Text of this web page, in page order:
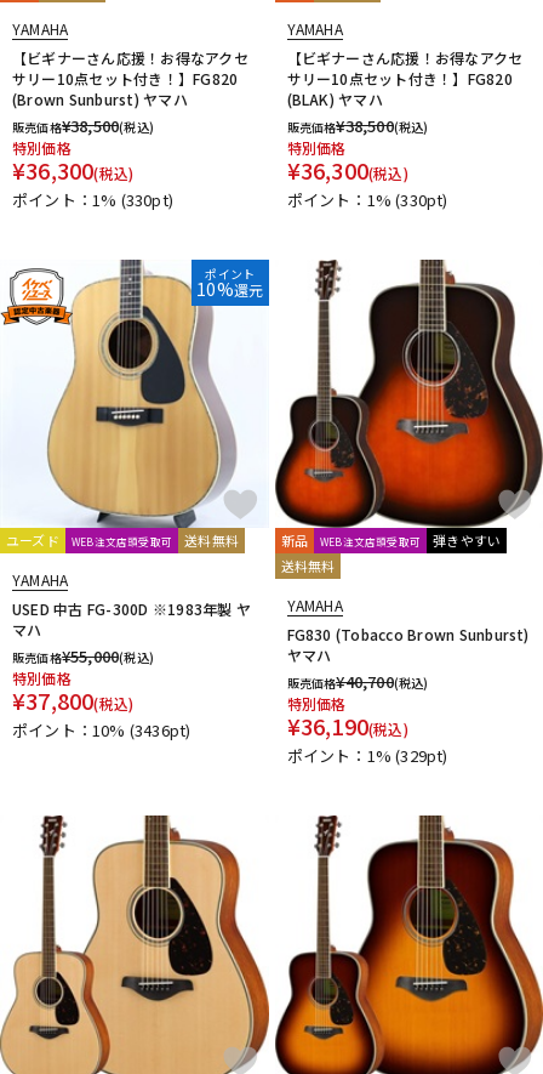
YAMAHA
【ビギナーさん応援！お得なアクセ
サリー10点セット付き！】FG820
(Brown Sunburst) ヤマハ
販売価格¥38,500(税込)
特別価格
¥36,300(税込)
ポイント：1% (330pt)
YAMAHA
【ビギナーさん応援！お得なアクセ
サリー10点セット付き！】FG820
(BLAK) ヤマハ
販売価格¥38,500(税込)
特別価格
¥36,300(税込)
ポイント：1%(330pt)
ポイント
10%還元
ユーズド WEB注文店頭受取可 送料無料
YAMAHA
USED 中古 FG-300D ※1983年製 ヤ
マハ
販売価格¥55,000(税込)
特別価格
¥37,800(税込)
ポイント：10% (3436pt)
新品 WEB注文店頭受取可
弾きやすい
送料無料
YAMAHA
FG830 (Tobacco Brown Sunburst)
ヤマハ
販売価格¥40,700(税込)
特別価格
¥36,190(税込)
ポイント：1%(329pt)